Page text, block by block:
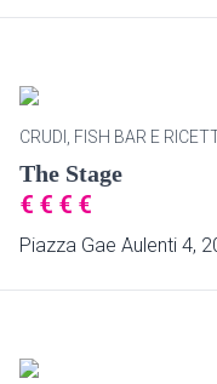
CRUDI, FISH BAR E
The Stage
€ € € €
Piazza Gae Aulenti 4,